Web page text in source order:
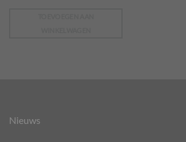
Nieuws